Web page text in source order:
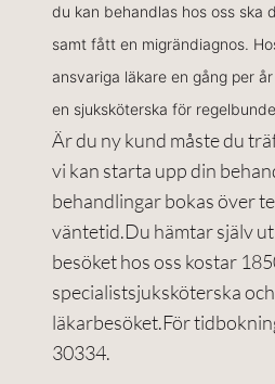
du kan behandlas hos oss ska
samt fått en migrändiagnos.
ansvariga läkare en gång per
en sjuksköterska för
Är du ny kund måste du
vi kan starta upp din
behandlingar bokas över
väntetid.Du hämtar själv
besöket hos oss kostar
specialistsjuksköterska
läkarbesöket.För
30334.